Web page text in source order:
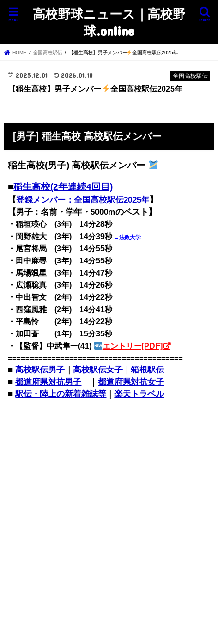
高校野球ニュース｜高校野
球.online
search
menu
HOME 全国高校駅伝 【稲生高校】男子メンバー 全国高校駅伝2025年
全国高校駅伝
2025.12.01 2026.01.10
【稲生高校】男子メンバー 全国高校駅伝2025年
[男子] 稲生高校 高校駅伝メンバー
稲生高校(男子) 高校駅伝メンバー
■稲生高校(2年連続4回目)
【登録メンバー：全国高校駅伝2025年】
【男子：名前・学年・5000mのベスト】
・稲垣瑛心 (3年) 14分28秒
・岡野雄大 (3年) 14分39秒→法政大学
・尾宮将馬 (3年) 14分55秒
・田中麻尋 (3年) 14分55秒
・馬場颯星 (3年) 14分47秒
・広瀬聡真 (3年) 14分26秒
・中出智文 (2年) 14分22秒
・西窪風雅 (2年) 14分41秒
・平島怜 (2年) 14分22秒
・加田蒼 (1年) 15分35秒
・【監督】中武隼一(41)
エントリー[PDF]
========================================
■高校駅伝男子 ｜高校駅伝女子 ｜箱根駅伝
■都道府県対抗男子 ｜都道府県対抗女子
■駅伝・陸上の新着雑誌等 ｜楽天トラベル